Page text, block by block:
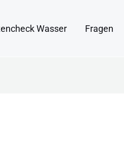
Wasser Fragen